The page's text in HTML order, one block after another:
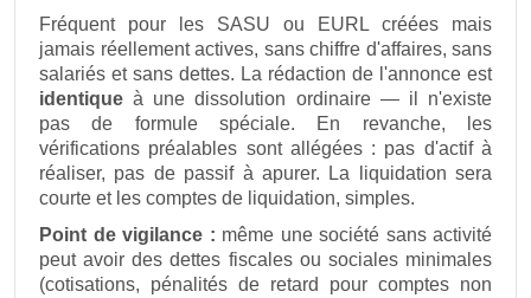
Fréquent pour les SASU ou EURL créées mais
jamais réellement actives, sans chiffre d'affaires, sans
salariés et sans dettes. La rédaction de l'annonce est
identique à une dissolution ordinaire — il n'existe
pas de formule spéciale. En revanche, les
vérifications préalables sont allégées : pas d'actif à
réaliser, pas de passif à apurer. La liquidation sera
courte et les comptes de liquidation, simples.
Point de vigilance : même une société sans activité
peut avoir des dettes fiscales ou sociales minimales
(cotisations, pénalités de retard pour comptes non